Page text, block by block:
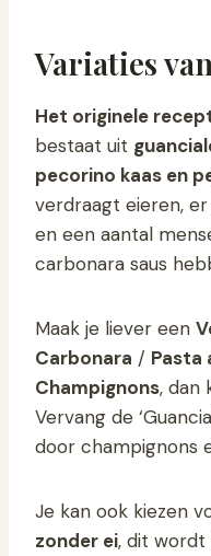
Variaties
Het originele
bestaat uit
pecorino kaas en
verdraagt eieren,
en een aantal
carbonara saus
Maak je liever een
Carbonara / Pasta
Champignons, dan
Vervang de
door champignons
Je kan ook kiezen
zonder ei, dit wordt